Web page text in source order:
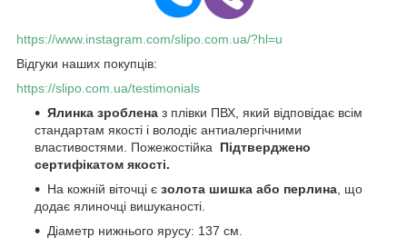
https://www.instagram.com/slipo.com.ua/?hl=u
Відгуки наших покупців:
https://slipo.com.ua/testimonials
Ялинка зроблена з плівки ПВХ, який відповідає всім
стандартам якості і володіє антиалергічними
властивостями. Пожежостійка Підтверджено
сертифікатом якості.
На кожній віточці є золота шишка або перлина, що
додає ялиночці вишуканості.
Діаметр нижнього ярусу: 137 см.